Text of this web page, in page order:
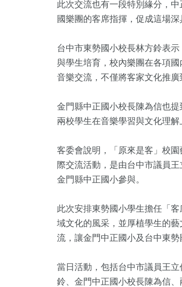
此次交流也有一段特別緣分，
國樂團的客席指揮，促成這場
台中市東勢國小校長林方鈴表
與學生培育，校內樂團在各項
音樂交流，不僅將客家文化推
金門縣中正國小校長陳為信也
兩校學生在音樂學習與文化理
客委會說明，「原來是客」校
際交流活動，是由台中市議員
金門縣中正國小參與。
此次安排東勢國小學生擔任「
域文化的風采，並厚植學生的
流，讓金門中正國小及台中東
當日活動，包括台中市議員王
鈴、金門中正國小校長陳為信
兩岸藝苑天地
兩岸佛教文化交
流專區
+
司法放大鏡
711+
綜合
演唱會